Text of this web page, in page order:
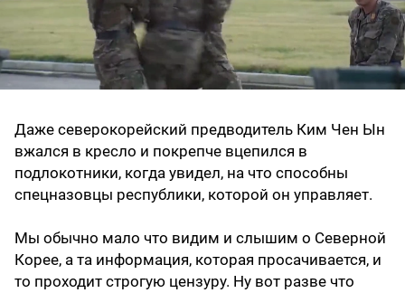
Даже северокорейский предводитель Ким Чен Ын
вжался в кресло и покрепче вцепился в
подлокотники, когда увидел, на что способны
спецназовцы республики, которой он управляет.
Мы обычно мало что видим и слышим о Северной
Корее, а та информация, которая просачивается, и
то проходит строгую цензуру. Ну вот разве что